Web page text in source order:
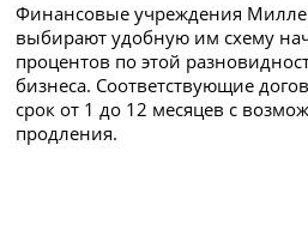
Финансовые учреждения
выбирают удобную им схему
процентов по этой
бизнеса. Соответствующие
срок от 1 до 12 месяцев с
продления.